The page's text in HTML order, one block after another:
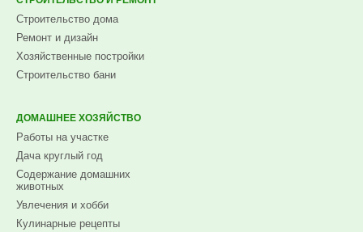
Строительство дома
Ремонт и дизайн
Хозяйственные постройки
Строительство бани
ДОМАШНЕЕ ХОЗЯЙСТВО
Работы на участке
Дача круглый год
Содержание домашних
животных
Увлечения и хобби
Кулинарные рецепты